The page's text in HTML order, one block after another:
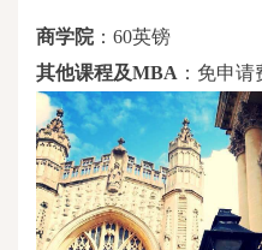
商学院 ： 60英镑
其他课程及MBA ：免申请